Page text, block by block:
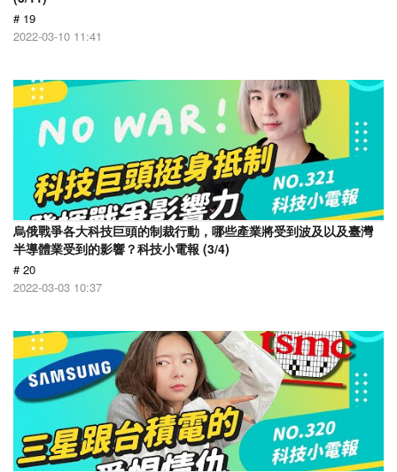
# 19
2022-03-10 11:41
烏俄戰爭各大科技巨頭的制裁行動，哪些產業將受到波及以及臺灣
半導體業受到的影響？科技小電報 (3/4)
# 20
2022-03-03 10:37